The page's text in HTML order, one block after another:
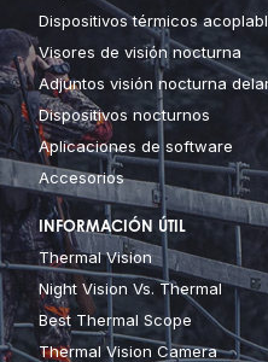
Dispositivos térmicos
Visores de visión nocturna
Adjuntos visión nocturna
Dispositivos nocturnos
Aplicaciones de software
Accesorios
INFORMACIÓN ÚTIL
Thermal Vision
Night Vision Vs. Thermal
Best Thermal Scope
Thermal Vision Camera